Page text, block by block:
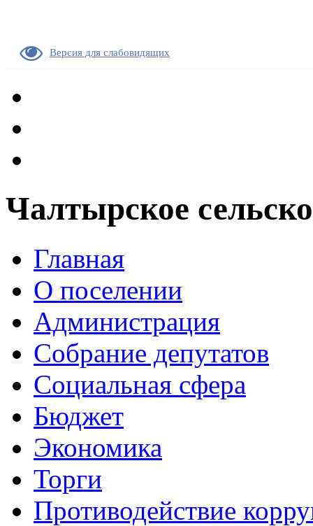
Версия для слабовидящих
Чалтырское
Главная
О поселении
Администрация
Собрание депутатов
Социальная сфера
Бюджет
Экономика
Торги
Противодействие